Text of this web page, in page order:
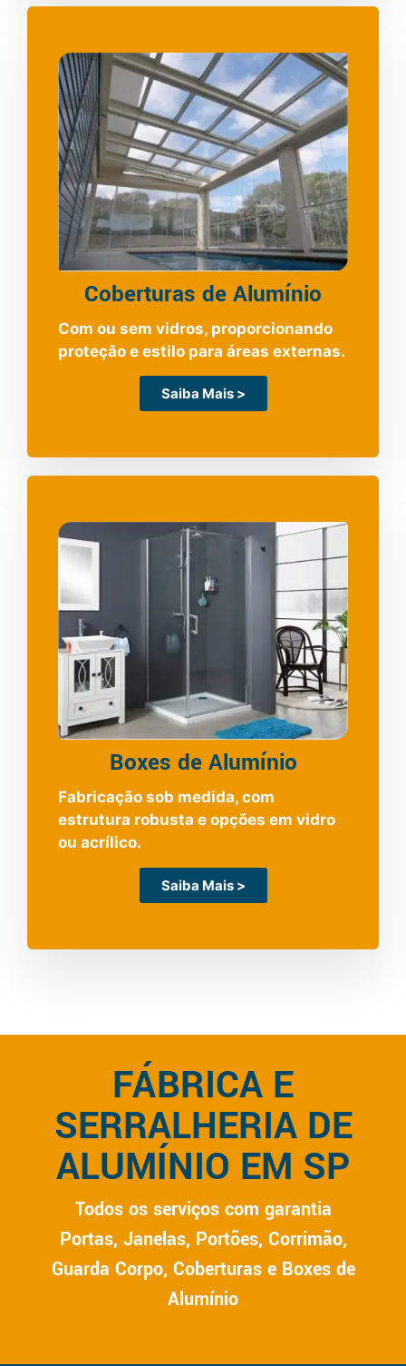
Coberturas de Alumínio
Com ou sem vidros, proporcionando
proteção e estilo para áreas externas.
Saiba Mais >
Boxes de Alumínio
Fabricação sob medida, com
estrutura robusta e opções em vidro
ou acrílico.
Saiba Mais >
FÁBRICA E
SERRALHERIA DE
ALUMÍNIO EM SP
Todos os serviços com garantia
Portas, Janelas, Portões, Corrimão,
Guarda Corpo, Coberturas e Boxes de
Alumínio